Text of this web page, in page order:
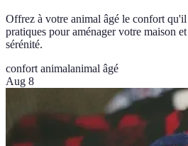
Offrez à votre animal âgé le confort
pratiques pour aménager votre maison
sérénité.
confort animalanimal âgé
Aug 8